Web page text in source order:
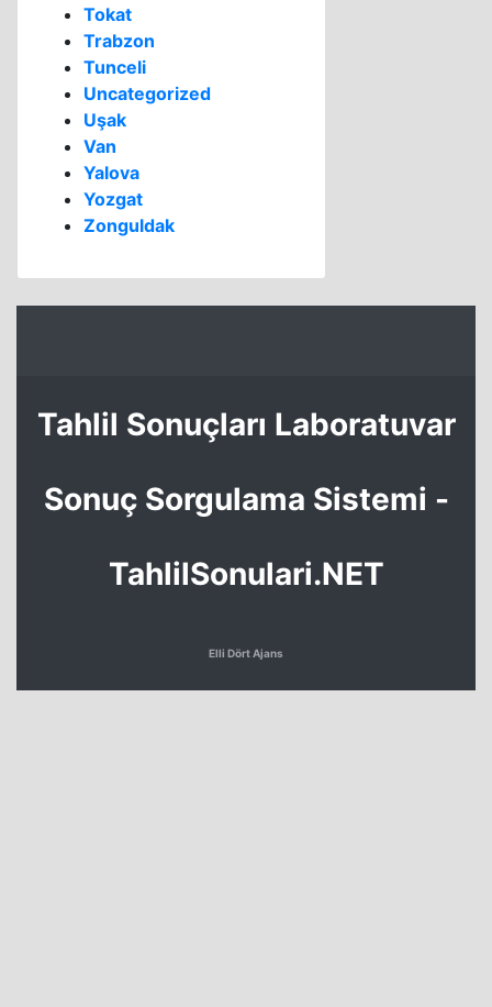
Tokat
Trabzon
Tunceli
Uncategorized
Uşak
Van
Yalova
Yozgat
Zonguldak
Tahlil Sonuçları Laboratuvar
Sonuç Sorgulama Sistemi -
TahlilSonulari.NET
Elli Dört Ajans